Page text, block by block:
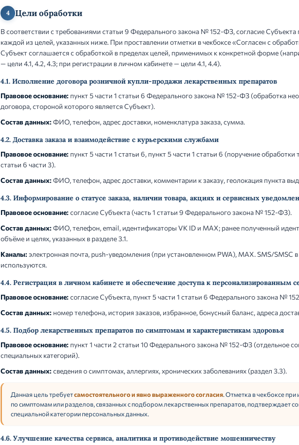
4 Цели обработки
В соответствии с требованиями статьи 9 Федерального закона № 152-ФЗ, согласие Субъекта
каждой из целей, указанных ниже. При проставлении отметки в чекбоксе «Согласен с
Субъект соглашается с обработкой в пределах целей, применимых к конкретной форме
— цели 4.1, 4.2, 4.3; при регистрации в личном кабинете — цели 4.1, 4.4).
4.1. Исполнение договора розничной купли-продажи лекарственных препаратов
Правовое основание: пункт 5 части 1 статьи 6 Федерального закона № 152-ФЗ (обработка
договора, стороной которого является Субъект).
Состав данных: ФИО, телефон, адрес доставки, номенклатура заказа, сумма.
4.2. Доставка заказа и взаимодействие с курьерскими службами
Правовое основание: пункт 5 части 1 статьи 6, пункт 5 части 1 статьи 6 (поручение
статьи 6 части 3).
Состав данных: ФИО, телефон, адрес доставки, комментарии к заказу, геолокация пункта
4.3. Информирование о статусе заказа, наличии товара, акциях и сервисных
Правовое основание: согласие Субъекта (часть 1 статьи 9 Федерального закона № 152-ФЗ).
Состав данных: ФИО, телефон, email, идентификаторы VK ID и MAX; ранее полученный
объёме и целях, указанных в разделе 3.1.
Каналы: электронная почта, push-уведомления (при установленном PWA), MAX. SMS/SMSC
используются.
4.4. Регистрация в личном кабинете и обеспечение доступа к персонализированным
Правовое основание: согласие Субъекта, пункт 5 части 1 статьи 6 Федерального закона №
Состав данных: номер телефона, история заказов, избранное, бонусный баланс, адреса
4.5. Подбор лекарственных препаратов по симптомам и характеристикам здоровья
Правовое основание: пункт 1 части 2 статьи 10 Федерального закона № 152-ФЗ (отдельное
специальных категорий).
Состав данных: сведения о симптомах, аллергиях, хронических заболеваниях (раздел 3.3).
Данная цель требуетсамостоятельного и явно выраженного согласия. Отметка в чекбоксе
по симптомам или разделов, связанных с подбором лекарственных препаратов, подтверждает
специальной категории персональных данных.
4.6. Улучшение качества сервиса, аналитика и противодействие мошенничеству